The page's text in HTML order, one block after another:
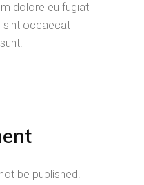
dolore eu fugiat
sint occaecat
be published.